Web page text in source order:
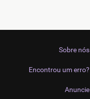
Sobre nós
Encontrou um erro?
Anuncie